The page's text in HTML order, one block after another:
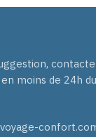
moins de 24h